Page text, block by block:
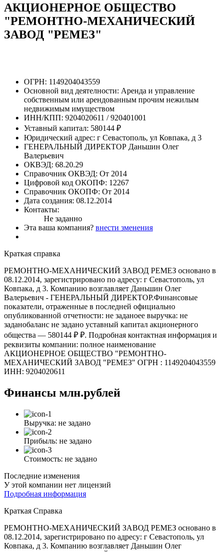
АКЦИОНЕРНОЕ ОБЩЕСТВО
"РЕМОНТНО-МЕХАНИЧЕСКИЙ
ЗАВОД "РЕМЕЗ"
ОГРН: 1149204043559
Основной вид деятелности: Аренда и управление
собственным или арендованным прочим нежилым
недвижимым имуществом
ИНН/КПП: 9204020611 / 920401001
Уставный капитал: 580144 ₽
Юридический адрес: г Севастополь, ул Ковпака, д 3
ГЕНЕРАЛЬНЫЙ ДИРЕКТОР Даньшин Олег
Валерьевич
ОКВЭД: 68.20.29
Справочник ОКВЭД: От 2014
Цифровой код ОКОПФ: 12267
Справочник ОКОПФ: От 2014
Дата создания: 08.12.2014
Контакты:
Не заданно
Эта ваша компания? внести зменения
Краткая справка
РЕМОНТНО-МЕХАНИЧЕСКИЙ ЗАВОД РЕМЕЗ основано в
08.12.2014, зарегистрировано по адресу: г Севастополь, ул
Ковпака, д 3. Компанию возглавляет Даньшин Олег
Валерьевич - ГЕНЕРАЛЬНЫЙ ДИРЕКТОР.Финансовые
показатели, отраженные в последней официально
опубликованной отчетности: не заданоее выручка: не
заданобаланс не задано уставный капитал акционерного
общества — 580144 ₽ ₽. Подробная контактная информация и
реквизиты компании: полное наименование
АКЦИОНЕРНОЕ ОБЩЕСТВО "РЕМОНТНО-
МЕХАНИЧЕСКИЙ ЗАВОД "РЕМЕЗ" ОГРН : 1149204043559
ИНН: 9204020611
Финансы млн.рублей
Выручка: не задано
Прибыль: не задано
Стоимость: не задано
Последние изменения
У этой компании нет лицензий
Подробная информация
Краткая Справка
РЕМОНТНО-МЕХАНИЧЕСКИЙ ЗАВОД РЕМЕЗ основано в
08.12.2014, зарегистрировано по адресу: г Севастополь, ул
Ковпака, д 3. Компанию возглавляет Даньшин Олег